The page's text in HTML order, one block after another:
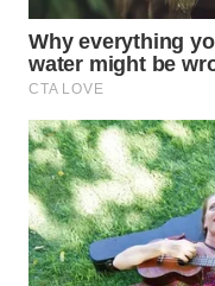
WN
MAJALENGKA
WN
SUBANG
WN
SUKABUMI